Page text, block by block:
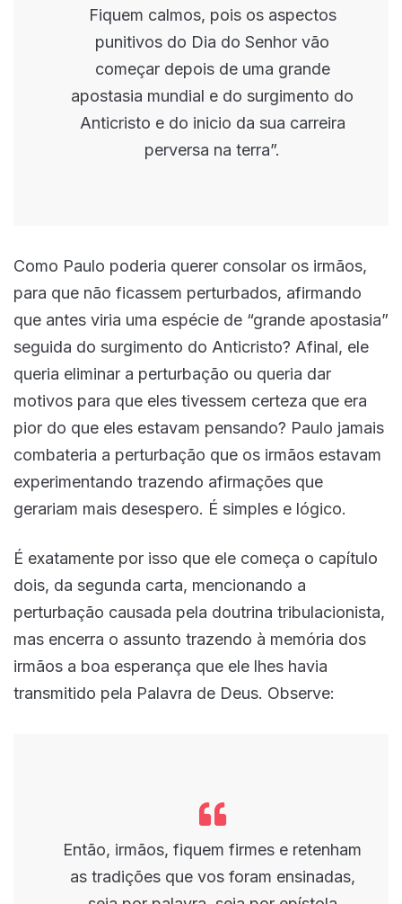
Fiquem calmos, pois os aspectos
punitivos do Dia do Senhor vão
começar depois de uma grande
apostasia mundial e do surgimento do
Anticristo e do inicio da sua carreira
perversa na terra”.
Como Paulo poderia querer consolar os irmãos,
para que não ficassem perturbados, afirmando
que antes viria uma espécie de “grande apostasia”
seguida do surgimento do Anticristo? Afinal, ele
queria eliminar a perturbação ou queria dar
motivos para que eles tivessem certeza que era
pior do que eles estavam pensando? Paulo jamais
combateria a perturbação que os irmãos estavam
experimentando trazendo afirmações que
gerariam mais desespero. É simples e lógico.
É exatamente por isso que ele começa o capítulo
dois, da segunda carta, mencionando a
perturbação causada pela doutrina tribulacionista,
mas encerra o assunto trazendo à memória dos
irmãos a boa esperança que ele lhes havia
transmitido pela Palavra de Deus. Observe:
Então, irmãos, fiquem firmes e retenham
as tradições que vos foram ensinadas,